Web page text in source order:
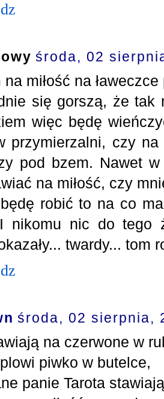
środa, 02
na miłość na
się gorszą, że tak
więc będę
przymierzalni, czy
pod bzem. Nawet
na miłość, czy
robić to na co
I nikomu nic do tego
twardy... tom
środa, 02 sierpnia,
na czerwone w
piwko w butelce,
panie Tarota